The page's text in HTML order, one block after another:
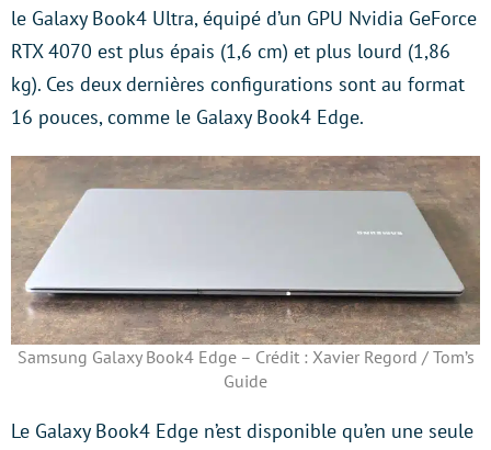
le Galaxy Book4 Ultra, équipé d’un GPU Nvidia GeForce
RTX 4070 est plus épais (1,6 cm) et plus lourd (1,86
kg). Ces deux dernières configurations sont au format
16 pouces, comme le Galaxy Book4 Edge.
Samsung Galaxy Book4 Edge – Crédit : Xavier Regord / Tom’s
Guide
Le Galaxy Book4 Edge n’est disponible qu’en une seule